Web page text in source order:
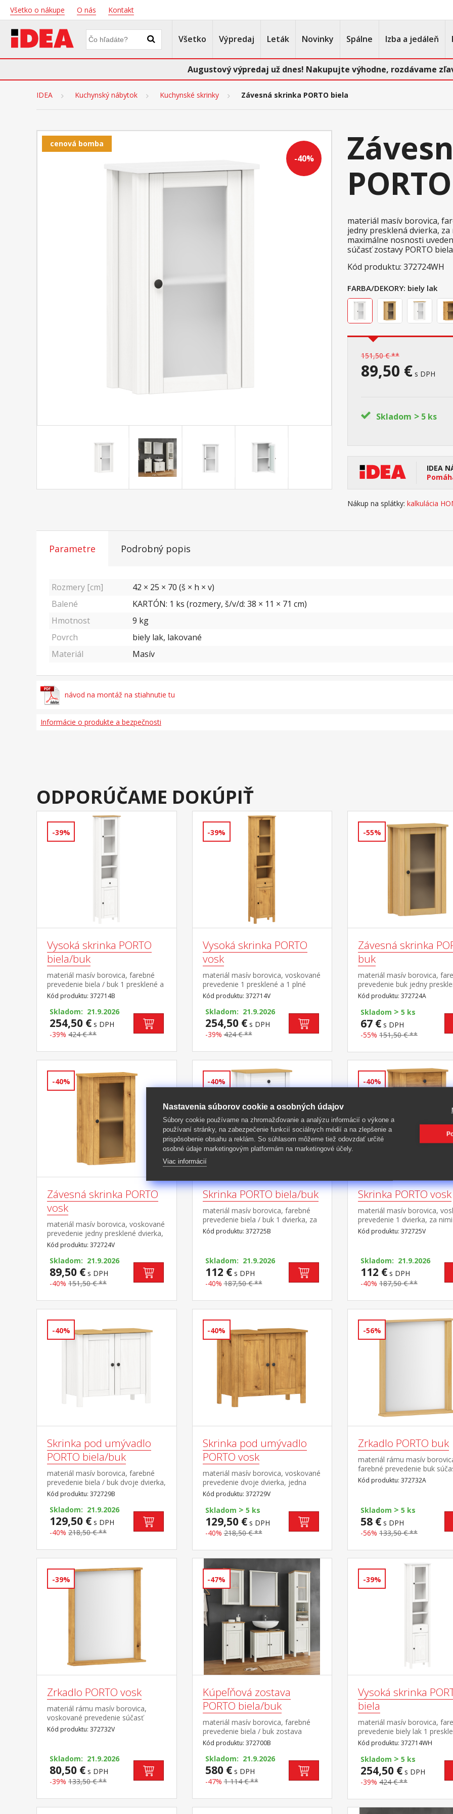
Všetko o nákupe O nás Kontakt
Všetko Výpredaj Leták Novinky Spálne Izba a jedáleň
Augustový výpredaj už dnes! Nakupujte výhodne, rozdávame
IDEA Kuchynský nábytok Kuchynské skrinky Závesná skrinka PORTO biela
-40%
cenová bomba
materiál masív borovica,
jedny presklená dvierka,
maximálne nosnosti
súčasť zostavy PORTO biela
Kód produktu: 372724WH
FARBA/DEKORY: biely lak
151,50 € **
89,50 € s DPH
Skladom > 5 ks
IDEA
Nákup na splátky: kalkulácia
Parametre Podrobný popis
Rozmery [cm]
42 × 25 × 70 (š × h × v)
Balené
KARTÓN: 1 ks (rozmery, š/v/d: 38 × 11 × 71 cm)
Hmotnost
9 kg
Povrch
biely lak, lakované
Materiál
Masív
návod na montáž na stiahnutie tu
Informácie o produkte a bezpečnosti
ODPORÚČAME DOKÚPIŤ
-39%
Vysoká skrinka PORTO
biela/buk
materiál masív borovica, farebné
prevedenie biela / buk 1 presklené a
1 plné dvierka, za každými 1 polica 2
niky, 1 zásuvka s kovovými
pojazdmi maximálne nosnosti
uvedené v návode na
montáž súčasť zostavy PORTO
biela/buk
Kód produktu: 372714B
Skladom: 21.9.2026
254,50 € s DPH
-39% 424 € **
-39%
Vysoká skrinka PORTO
vosk
materiál masív borovica, voskované
prevedenie 1 presklené a 1 plné
dvierka, za každými 1 polica 2 niky,
1 zásuvka s kovovými
pojazdmi maximálne nosnosti
uvedené v návode na
montáž súčasť zostavy PORTO
vosk
Kód produktu: 372714V
Skladom: 21.9.2026
254,50 €s DPH
-39% 424 € **
-55%
Závesná skrinka
buk
materiál masív borovica,
prevedenie buk jedny
dvierka, za nimi jedna
polica maximálne nosnosti
v návode na montáž súčasť
PORTO buk
Kód produktu: 372724A
Skladom > 5 ks
67 € s DPH
-55% 151,50 € **
-40%
Závesná skrinka PORTO
vosk
materiál masív borovica, voskované
prevedenie jedny presklené dvierka,
za nimi jedna polica maximálne
nosnosti uvedené v návode na
montáž súčasť zostavy PORTO
vosk
Kód produktu: 372724V
Skladom: 21.9.2026
89,50 € s DPH
-40% 151,50 € **
-40%
Skrinka PORTO biela/buk
materiál masív borovica, farebné
prevedenie biela / buk 1 dvierka, za
nimi 1 polica, 1 zásuvka s kovovými
pojazdmi maximálne nosnosti
montáž súčasť zostavy PORTO
biela/buk
Kód produktu: 372725B
Skladom: 21.9.2026
112 €s DPH
-40% 187,50 € **
-40%
Skrinka PORTO vosk
materiál masív borovica,
prevedenie 1 dvierka, za
polica, 1 zásuvka s kovovými
pojazdmi maximálne
montáž súčasť zostavy
vosk
Kód produktu: 372725V
Skladom: 21.9.2026
112 € s DPH
-40% 187,50 € **
-40%
Skrinka pod umývadlo
PORTO biela/buk
materiál masív borovica, farebné
prevedenie biela / buk dvoje dvierka,
jedna polica maximálne nosnosti
uvedené v návode na
montáž súčasť zostavy PORTO
biela/buk
Kód produktu: 372729B
Skladom: 21.9.2026
129,50 € s DPH
-40% 218,50 € **
-40%
Skrinka pod umývadlo
PORTO vosk
materiál masív borovica, voskované
prevedenie dvoje dvierka, jedna
polica maximálne nosnosti uvedené
v návode na montáž súčasť zostavy
PORTO vosk
Kód produktu: 372729V
Skladom > 5 ks
129,50 €s DPH
-40% 218,50 € **
-56%
Zrkadlo PORTO buk
materiál rámu masív
farebné prevedenie buk
zostavy PORTO buk
Kód produktu: 372732A
Skladom > 5 ks
58 € s DPH
-56% 133,50 € **
-39%
Zrkadlo PORTO vosk
materiál rámu masív borovica,
voskované prevedenie súčasť
zostavy PORTO vosk
Kód produktu: 372732V
Skladom: 21.9.2026
80,50 € s DPH
-39% 133,50 € **
-47%
Kúpeľňová zostava
PORTO biela/buk
materiál masív borovica, farebné
prevedenie biela / buk zostava
vysokej skrinky 372714B, závesnej
skrinky 372724B, skrinky 372725B,
skrinky pod umývadlo 372729B a
zrkadla 372732B rozmer vysokej
skrinky (š/h/v) 42 × 30 × 190
cm rozmer závesnej skrinky (š/h/v)
Kód produktu: 372700B
Skladom: 21.9.2026
580 €s DPH
-47% 1 114 € **
-39%
Vysoká skrinka
biela
materiál masív borovica,
prevedenie biely lak 1
plné dvierka, za každými 1
niky, 1 zásuvka s kovovými
pojazdmi maximálne
uvedené v návode na
súčasť zostavy PORTO biela
Kód produktu: 372714WH
Skladom > 5 ks
254,50 € s DPH
-39% 424 € **
Nastavenia súborov cookie a osobných údajov
Súbory cookie používame na zhromažďovanie a analýzu informácií o výkone a
používaní stránky, na zabezpečenie funkcií sociálnych médií a na zlepšenie a
prispôsobenie obsahu a reklám. So súhlasom môžeme tiež odovzdať určité
osobné údaje marketingovým platformám na marketingové účely.
Viac informácií